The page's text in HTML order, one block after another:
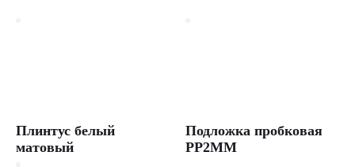
Плинтус белый
матовый
Подложка пробковая
PP2MM